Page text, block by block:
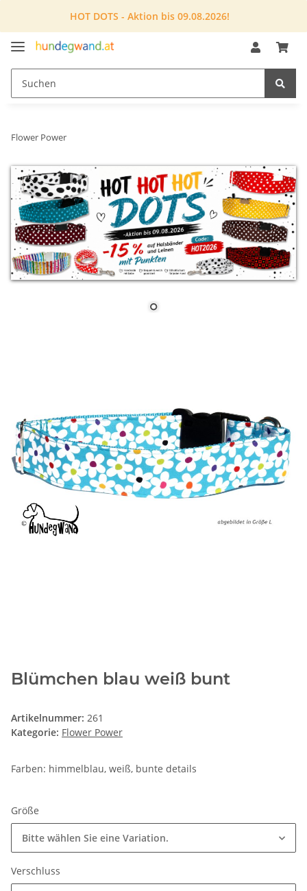
HOT DOTS - Aktion bis 09.08.2026!
Flower Power
Blümchen blau weiß bunt
Artikelnummer: 261
Kategorie: Flower Power
Farben: himmelblau, weiß, bunte details
Größe
Bitte wählen Sie eine Variation.
Verschluss